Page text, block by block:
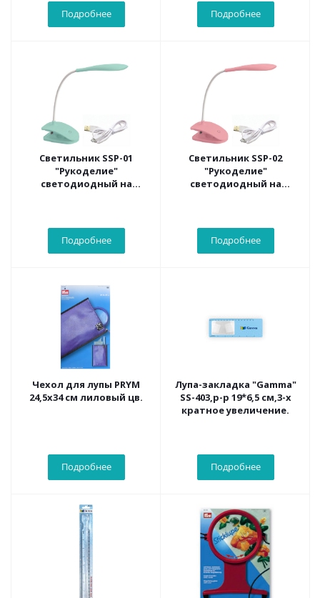
Подробнее Подробнее
Светильник SSP-01
"Рукоделие"
светодиодный на
Подробнее
Светильник SSP-02
"Рукоделие"
светодиодный на
Подробнее
Чехол для лупы PRYM
24,5х34 см лиловый цв.
Подробнее
Лупа-закладка "Gamma"
SS-403,р-р 19*6,5 см,3-х
кратное увеличение.
Подробнее